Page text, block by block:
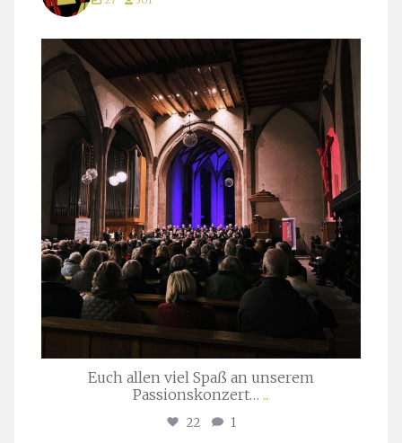
stuttgarter_oratorienchor
März 24
Euch allen viel Spaß an unserem
Passionskonzert… ...
22 1